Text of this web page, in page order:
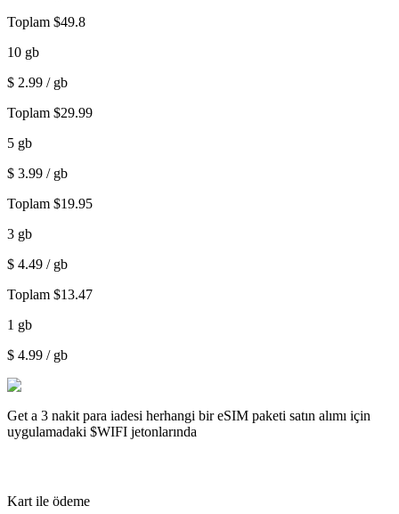
Toplam $49.8
10 gb
$ 2.99 / gb
Toplam $29.99
5 gb
$ 3.99 / gb
Toplam $19.95
3 gb
$ 4.49 / gb
Toplam $13.47
1 gb
$ 4.99 / gb
Get a 3 nakit para iadesi herhangi bir eSIM paketi satın alımı için
uygulamadaki $WIFI jetonlarında
Kart ile ödeme